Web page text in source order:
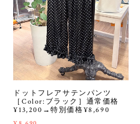
ドットフレアサテンパンツ
［Color:ブラック］通常価格
¥13,200→特別価格¥8,690